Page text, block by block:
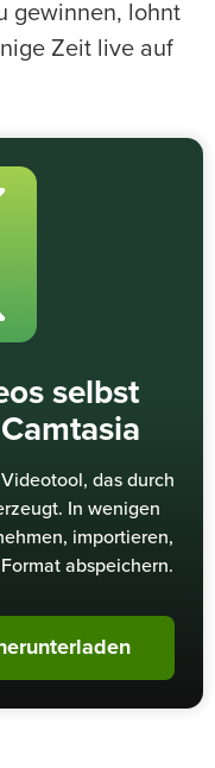
gewinnen, lohnt
Zeit live auf
selbst
das durch
In wenigen
importieren,
abspeichern.